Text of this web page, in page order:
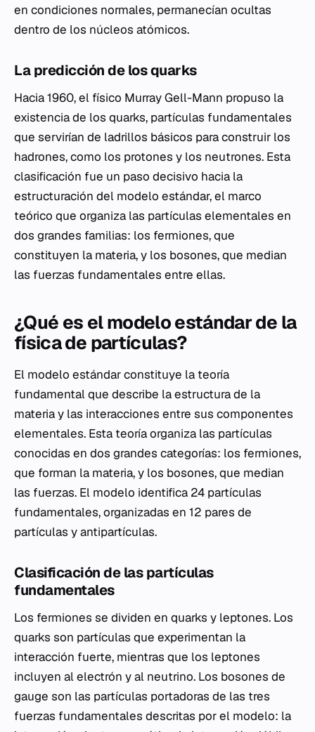
en condiciones normales, permanecían ocultas
dentro de los núcleos atómicos.
La predicción de los quarks
Hacia 1960, el físico Murray Gell-Mann propuso la
existencia de los quarks, partículas fundamentales
que servirían de ladrillos básicos para construir los
hadrones, como los protones y los neutrones. Esta
clasificación fue un paso decisivo hacia la
estructuración del modelo estándar, el marco
teórico que organiza las partículas elementales en
dos grandes familias: los fermiones, que
constituyen la materia, y los bosones, que median
las fuerzas fundamentales entre ellas.
¿Qué es el modelo estándar de la
física de partículas?
El modelo estándar constituye la teoría
fundamental que describe la estructura de la
materia y las interacciones entre sus componentes
elementales. Esta teoría organiza las partículas
conocidas en dos grandes categorías: los fermiones,
que forman la materia, y los bosones, que median
las fuerzas. El modelo identifica 24 partículas
fundamentales, organizadas en 12 pares de
partículas y antipartículas.
Clasificación de las partículas
fundamentales
Los fermiones se dividen en quarks y leptones. Los
quarks son partículas que experimentan la
interacción fuerte, mientras que los leptones
incluyen al electrón y al neutrino. Los bosones de
gauge son las partículas portadoras de las tres
fuerzas fundamentales descritas por el modelo: la